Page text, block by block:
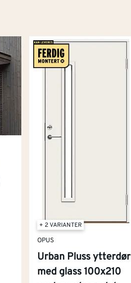
+ 2 VARIANTER
OPUS
Urban Pluss ytterdør
med glass 100x210